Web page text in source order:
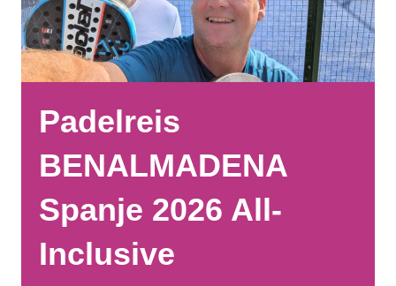
Padelreis
BENALMADENA
Spanje 2026 All-
Inclusive